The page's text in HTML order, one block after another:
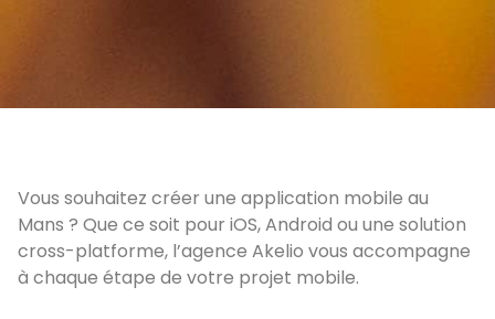
Vous souhaitez créer une application mobile au
Mans ? Que ce soit pour iOS, Android ou une solution
cross-platforme, l’agence Akelio vous accompagne
à chaque étape de votre projet mobile.